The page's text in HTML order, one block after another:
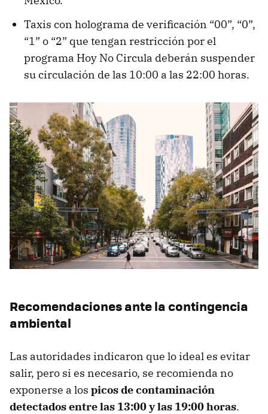
Taxis con holograma de verificación “00”, “0”,
“1” o “2” que tengan restricción por el
programa Hoy No Circula deberán suspender
su circulación de las 10:00 a las 22:00 horas.
Recomendaciones ante la contingencia
ambiental
Las autoridades indicaron que lo ideal es evitar
salir, pero si es necesario, se recomienda no
exponerse a los picos de contaminación
detectados entre las 13:00 y las 19:00 horas.